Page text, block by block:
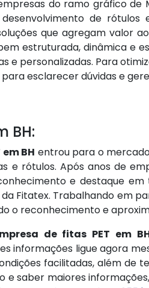
do ramo gráfico de
de
que agregam valor
estruturada, dinâmica e
e personalizadas. Para
esclarecer dúvidas e
BH:
BH entrou para o
e rótulos. Após anos de
e destaque
Fitatex. Trabalhando em
o reconhecimento e
de fitas PET em
informações ligue agora
facilitadas, além de
e saber maiores